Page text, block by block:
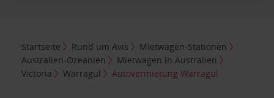
Startseite Rund um Avis
Mietwagen-Stationen
Australien-Ozeanien
Mietwagen in Australien
Victoria
Warragul Autovermietung Warragul